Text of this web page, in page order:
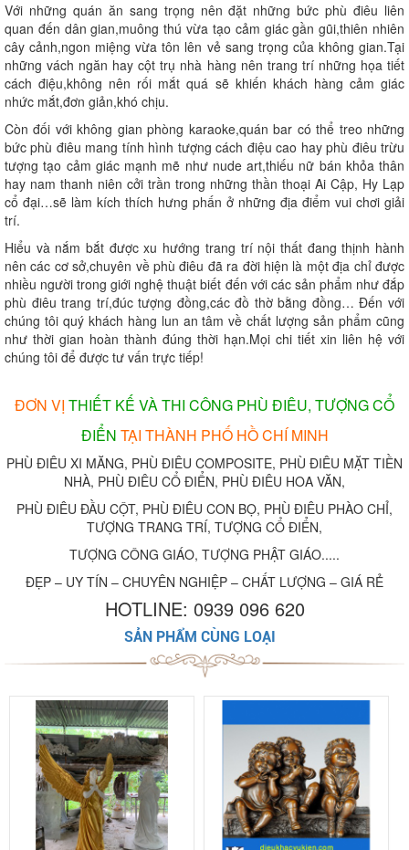
Với những quán ăn sang trọng nên đặt những bức phù điêu liên
quan đến dân gian,muông thú vừa tạo cảm giác gần gũi,thiên nhiên
cây cảnh,ngon miệng vừa tôn lên vẻ sang trọng của không gian.Tại
những vách ngăn hay cột trụ nhà hàng nên trang trí những họa tiết
cách điệu,không nên rối mắt quá sẽ khiến khách hàng cảm giác
nhức mắt,đơn giản,khó chịu.
Còn đối với không gian phòng karaoke,quán bar có thể treo những
bức phù điêu mang tính hình tượng cách điệu cao hay phù điêu trừu
tượng tạo cảm giác mạnh mẽ như nude art,thiếu nữ bán khỏa thân
hay nam thanh niên cởi trần trong những thần thoại Ai Cập, Hy Lạp
cổ đại…sẽ làm kích thích hưng phấn ở những địa điểm vui chơi giải
trí.
Hiểu và nắm bắt được xu hướng trang trí nội thất đang thịnh hành
nên các cơ sở,chuyên về phù điêu đã ra đời hiện là một địa chỉ được
nhiều người trong giới nghệ thuật biết đến với các sản phẩm như đắp
phù điêu trang trí,đúc tượng đồng,các đồ thờ bằng đồng… Đến với
chúng tôi quý khách hàng lun an tâm về chất lượng sản phẩm cũng
như thời gian hoàn thành đúng thời hạn.Mọi chi tiết xin liên hệ với
chúng tôi để được tư vấn trực tiếp!
ĐƠN VỊ THIẾT KẾ VÀ THI CÔNG PHÙ ĐIÊU, TƯỢNG CỔ
ĐIỂN TẠI THÀNH PHỐ HỒ CHÍ MINH
PHÙ ĐIÊU XI MĂNG, PHÙ ĐIÊU COMPOSITE, PHÙ ĐIÊU MẶT TIỀN
NHÀ, PHÙ ĐIÊU CỔ ĐIỂN, PHÙ ĐIÊU HOA VĂN,
PHÙ ĐIÊU ĐẦU CỘT, PHÙ ĐIÊU CON BỌ, PHÙ ĐIÊU PHÀO CHỈ,
TƯỢNG TRANG TRÍ, TƯỢNG CỔ ĐIỂN,
TƯỢNG CÔNG GIÁO, TƯỢNG PHẬT GIÁO.....
ĐẸP – UY TÍN – CHUYÊN NGHIỆP – CHẤT LƯỢNG – GIÁ RẺ
HOTLINE: 0939 096 620
SẢN PHẨM CÙNG LOẠI